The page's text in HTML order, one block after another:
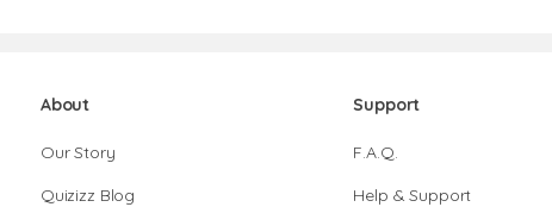
About
Our Story
Quizizz Blog
Support
F.A.Q.
Help & Support